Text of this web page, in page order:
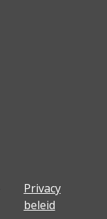
Privacy
beleid